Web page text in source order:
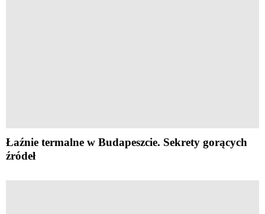
Łaźnie termalne w Budapeszcie. Sekrety gorących
źródeł